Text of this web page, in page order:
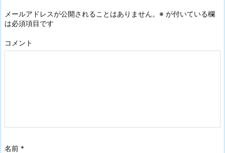
メールアドレスが公開されることはありません。 ※ が付いている欄
は必須項目です
コメント
名前 *